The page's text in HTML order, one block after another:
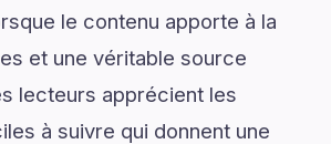
le contenu apporte à la
et une véritable source
lecteurs apprécient les
à suivre qui donnent une